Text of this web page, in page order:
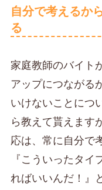
自分で考えるか
る
家庭教師のバイト
アップにつながる
いけないことにつ
ら教えて貰えます
応は、常に自分で
『こういったタ
ればいいんだ！』